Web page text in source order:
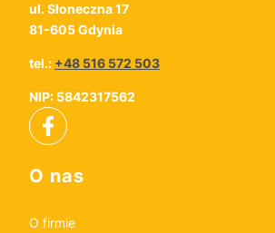
ul. Słoneczna 17
81-605 Gdynia
tel.: +48 516 572 503
NIP: 5842317562
Linki w stopce
O nas
O firmie